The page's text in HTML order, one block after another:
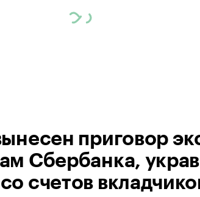
приговор
Сбербанка,
счетов